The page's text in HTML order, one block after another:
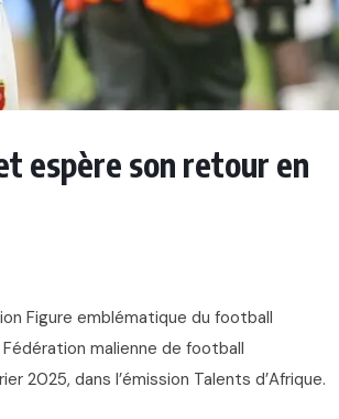
espère son retour en
Figure emblématique du football
malienne de football
2025, dans l’émission Talents d’Afrique.